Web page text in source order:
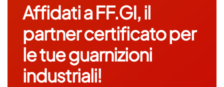
Affidati a FF.GI, il
partner certificato per
le tue guarnizioni
industriali!